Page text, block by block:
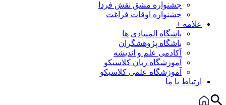
جشنواره مشق نقش فردا
جشنواره اوقات فراغت
علامه +
باشگاه المپیادی ها
باشگاه پژوهشگران
آکادمی علم و اندیشه
آموزشگاه زبان کلاسیکو
آموزشگاه علمی کلاسیکو
ارتباط با ما